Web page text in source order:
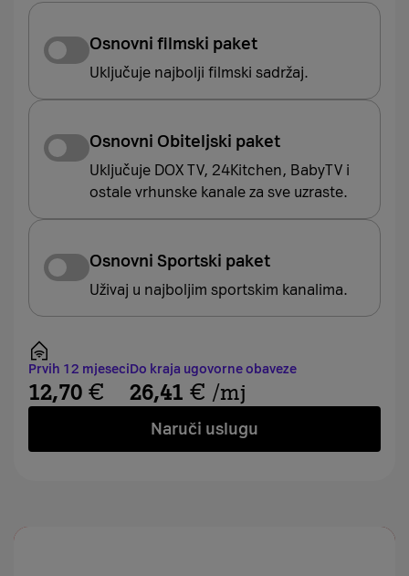
Osnovni filmski paket
Uključuje najbolji filmski sadržaj.
Osnovni Obiteljski paket
Uključuje DOX TV, 24Kitchen, BabyTV i
ostale vrhunske kanale za sve uzraste.
Osnovni Sportski paket
Uživaj u najboljim sportskim kanalima.
Prvih 12 mjeseci
12,70 €
Do kraja ugovorne obaveze
26,41 € /mj
Naruči uslugu